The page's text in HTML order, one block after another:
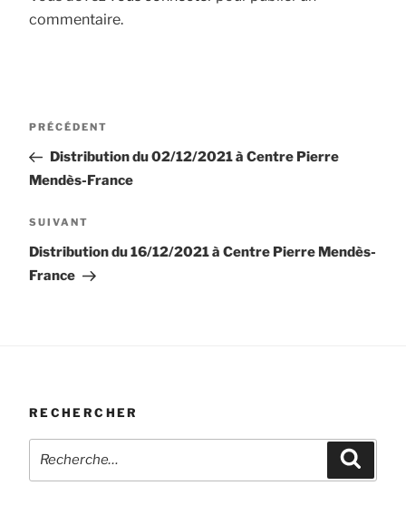
commentaire.
Navigation
l’article
Article
précédent
PRÉCÉDENT
Distribution du 02/12/2021 à Centre Pierre
Mendès-France
Article
suivant
SUIVANT
Distribution du 16/12/2021 à Centre Pierre Mendès-
France
RECHERCHER
Recherche